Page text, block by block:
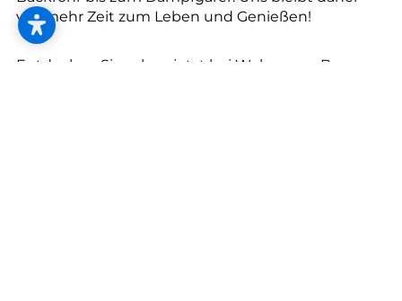
viel mehr Zeit zum Leben und Genießen!
Entdecken Sie schon jetzt bei Wohnraum Bauer,